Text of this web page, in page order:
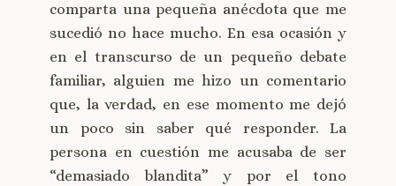
comparta una pequeña anécdota que me
sucedió no hace mucho. En esa ocasión y
en el transcurso de un pequeño debate
familiar, alguien me hizo un comentario
que, la verdad, en ese momento me dejó
un poco sin saber qué responder. La
persona en cuestión me acusaba de ser
“demasiado blandita” y por el tono